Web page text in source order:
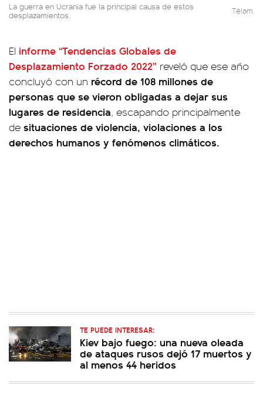
La guerra en Ucrania fue la principal causa de estos
desplazamientos. Télam.
El informe “Tendencias Globales de
Desplazamiento Forzado 2022” reveló que ese año
concluyó con un récord de 108 millones de
personas que se vieron obligadas a dejar sus
lugares de residencia, escapando principalmente
de situaciones de violencia, violaciones a los
derechos humanos y fenómenos climáticos.
TE PUEDE INTERESAR:
Kiev bajo fuego: una nueva oleada
de ataques rusos dejó 17 muertos y
al menos 44 heridos